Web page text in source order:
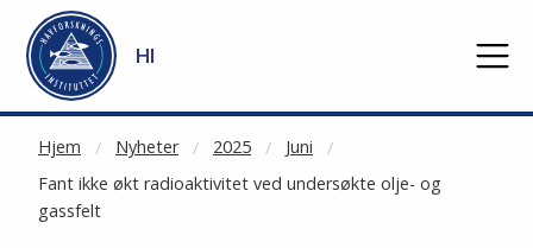
Gå til hovedinnhold
HI
Hjem Nyheter 2025
Juni
Fant ikke økt radioaktivitet ved undersøkte olje- og
gassfelt
NOT CACHED